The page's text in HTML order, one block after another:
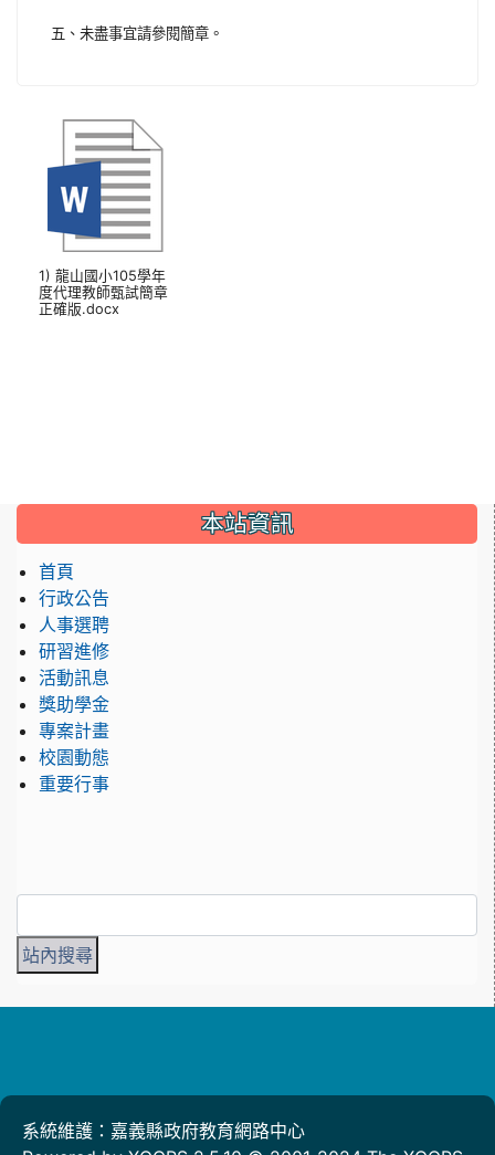
五、未盡事宜請參閱簡章。
1) 龍山國小105學年
度代理教師甄試簡章
正確版.docx
本站資訊
首頁
行政公告
人事選聘
研習進修
活動訊息
獎助學金
專案計畫
校園動態
重要行事
系統維護：嘉義縣政府教育網路中心